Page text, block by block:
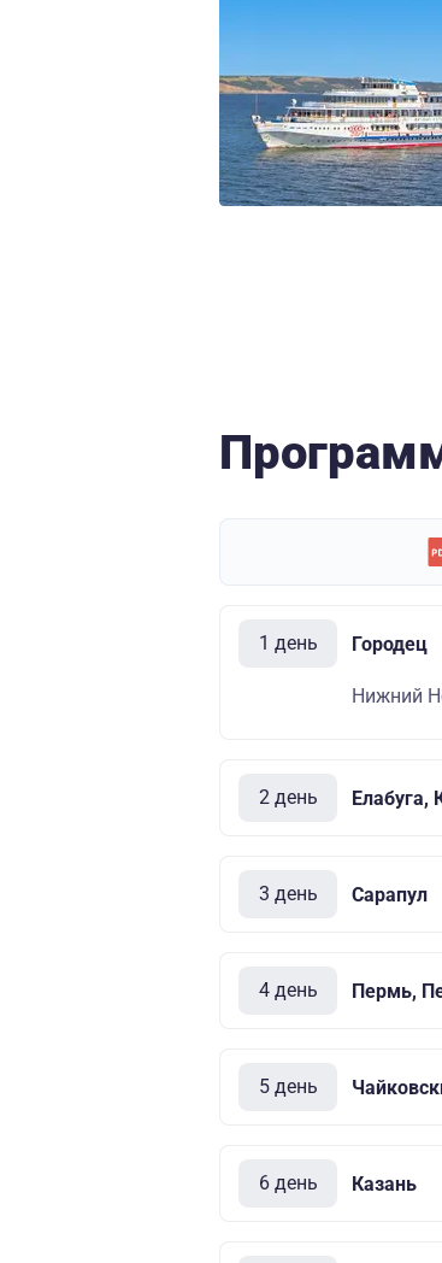
1 день Городец
Нижний
2 день Елабуга,
3 день Сарапул
4 день Пермь,
5 день
6 день Казань